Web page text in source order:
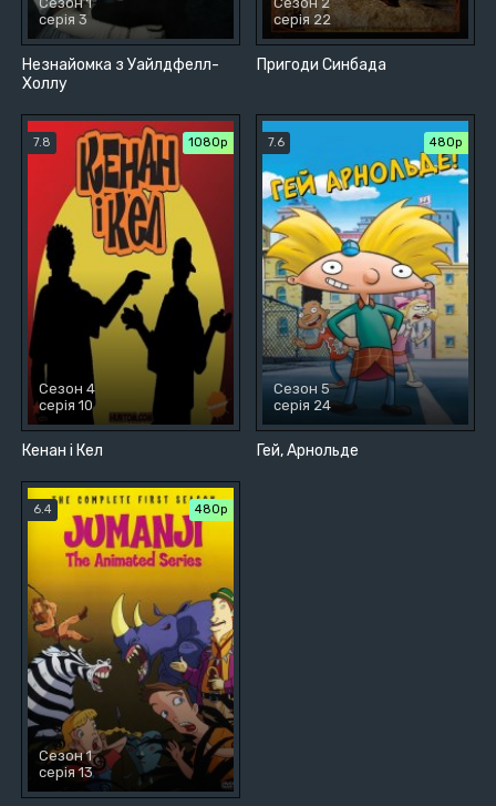
Незнайомка з Уайлдфелл-
Холлу
серія 3
Пригоди Синбада
серія 22
Кенан і Кел
7.8 1080p
Сезон 4
серія 10
Гей, Арнольде
7.6 480р
Сезон 5
серія 24
6.4 480р
Сезон 1
серія 13